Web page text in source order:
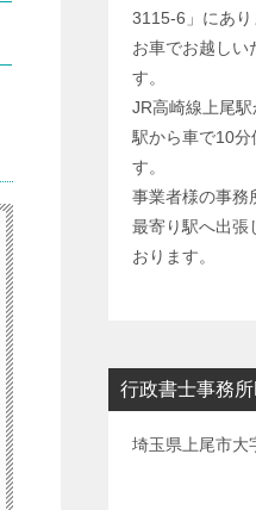
3115-6」にあり
お車でお越しい
す。
JR高崎線上尾
駅から車で10分
す。
事業者様の事務
最寄り駅へ出張
おります。
行政書士事務
埼玉県上尾市大